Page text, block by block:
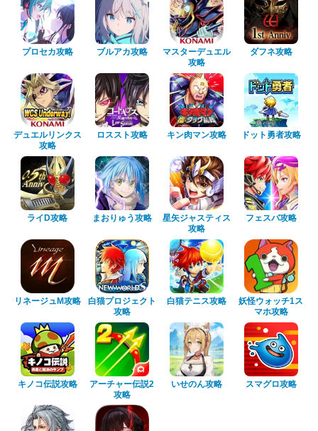
プロセカ攻略 ブルアカ攻略
マスターデュエル
攻略
ダフネ攻略
デュエルリンクス
攻略
ロススト攻略 キン肉マン攻略 ドット勇者攻略
ライD攻略 まおりゅう攻略
星矢ジャスティス
攻略
フェスバ攻略
リネージュM攻略
白猫プロジェクト
攻略
白猫テニス攻略
妖怪ウォッチ1ス
マホ攻略
キノコ伝説攻略
アーチャー伝説2
攻略
いせのん攻略 スマグロ攻略